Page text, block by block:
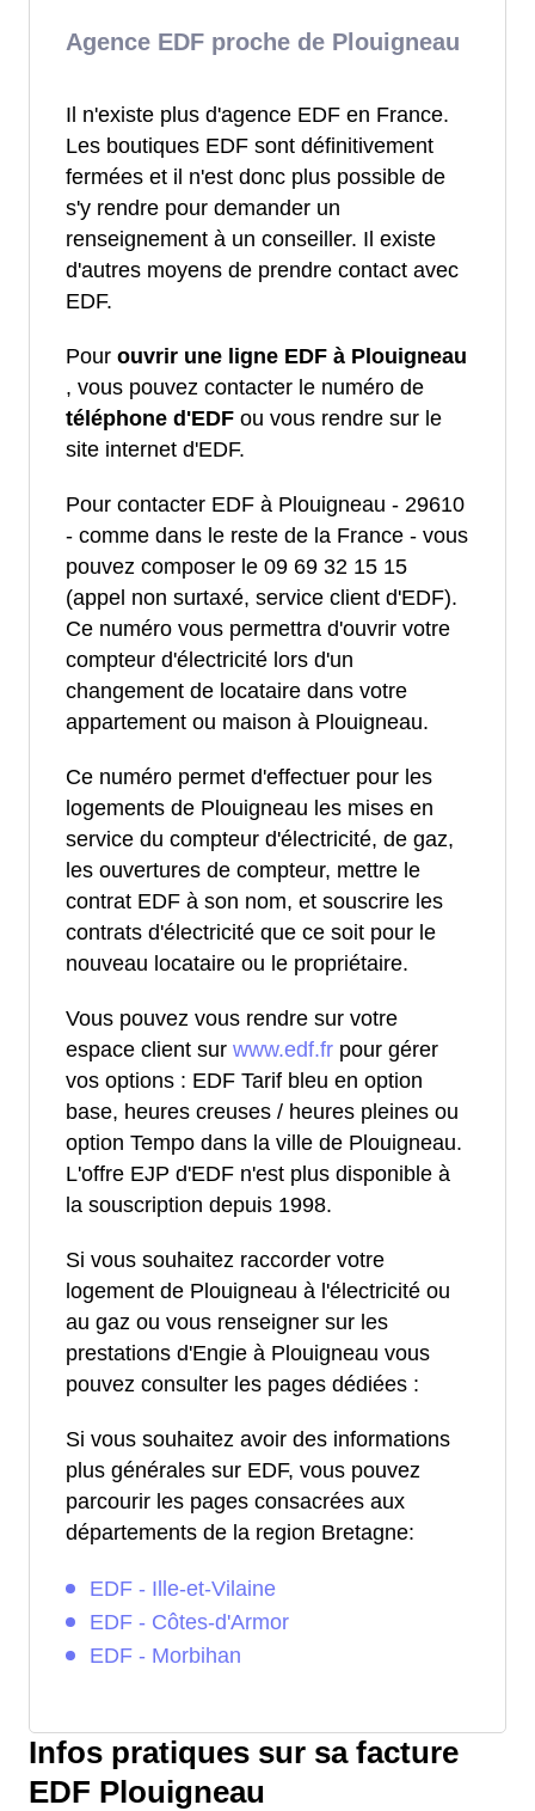
Agence EDF proche de Plouigneau
Il n'existe plus d'agence EDF en France.
Les boutiques EDF sont définitivement
fermées et il n'est donc plus possible de
s'y rendre pour demander un
renseignement à un conseiller. Il existe
d'autres moyens de prendre contact avec
EDF.
Pour ouvrir une ligne EDF à Plouigneau
, vous pouvez contacter le numéro de
téléphone d'EDF ou vous rendre sur le
site internet d'EDF.
Pour contacter EDF à Plouigneau - 29610
- comme dans le reste de la France - vous
pouvez composer le 09 69 32 15 15
(appel non surtaxé, service client d'EDF).
Ce numéro vous permettra d'ouvrir votre
compteur d'électricité lors d'un
changement de locataire dans votre
appartement ou maison à Plouigneau.
Ce numéro permet d'effectuer pour les
logements de Plouigneau les mises en
service du compteur d'électricité, de gaz,
les ouvertures de compteur, mettre le
contrat EDF à son nom, et souscrire les
contrats d'électricité que ce soit pour le
nouveau locataire ou le propriétaire.
Vous pouvez vous rendre sur votre
espace client sur www.edf.fr pour gérer
vos options : EDF Tarif bleu en option
base, heures creuses / heures pleines ou
option Tempo dans la ville de Plouigneau.
L'offre EJP d'EDF n'est plus disponible à
la souscription depuis 1998.
Si vous souhaitez raccorder votre
logement de Plouigneau à l'électricité ou
au gaz ou vous renseigner sur les
prestations d'Engie à Plouigneau vous
pouvez consulter les pages dédiées :
Si vous souhaitez avoir des informations
plus générales sur EDF, vous pouvez
parcourir les pages consacrées aux
départements de la region Bretagne:
EDF - Ille-et-Vilaine
EDF - Côtes-d'Armor
EDF - Morbihan
Infos pratiques sur sa facture
EDF Plouigneau